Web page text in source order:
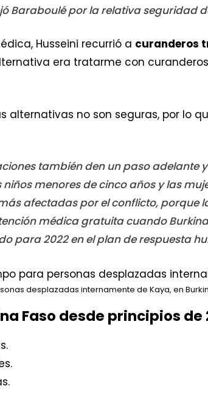
Baraboulé por la relativa seguridad
Husseini recurrió a curanderos
era tratarme con
alternativas no son seguras, por lo
también den un paso
menores de cinco años y las
afectadas por el conflicto, porque
médica gratuita cuando
para 2022 en el plan de respuesta
desplazadas internamente de Kaya, en
Faso desde principios de